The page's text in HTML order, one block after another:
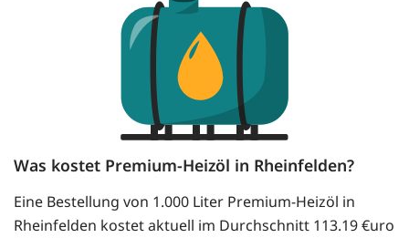
Was kostet Premium-Heizöl in Rheinfelden?
Eine Bestellung von 1.000 Liter Premium-Heizöl in
Rheinfelden kostet aktuell im Durchschnitt 113.19 €uro